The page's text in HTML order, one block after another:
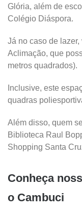
Glória, além de
Colégio Diáspora.
Já no caso de
Aclimação, que
metros quadrados).
Inclusive, este
quadras
Além disso, quem
Biblioteca Raul
Shopping Santa
Conheça
o Cambuci